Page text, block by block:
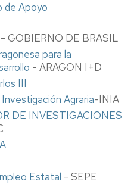
de Apoyo
- GOBIERNO DE BRASIL
para la
- ARAGON I+D
III
Agraria-INIA
DE INVESTIGACIONES
Estatal - SEPE